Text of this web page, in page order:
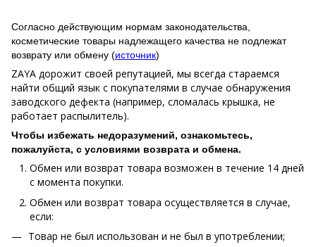
Согласно действующим нормам законодательства,
косметические товары надлежащего качества не подлежат
возврату или обмену (источник)
ZAYA дорожит своей репутацией, мы всегда стараемся
найти общий язык с покупателями в случае обнаружения
заводского дефекта (например, сломалась крышка, не
работает распылитель).
Чтобы избежать недоразумений, ознакомьтесь,
пожалуйста, с условиями возврата и обмена.
Обмен или возврат товара возможен в течение 14 дней
с момента покупки.
Обмен или возврат товара осуществляется в случае,
если:
Товар не был использован и не был в употреблении;